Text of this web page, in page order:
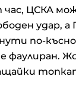
ЦСКА
удар, а
по-
фаулиран.